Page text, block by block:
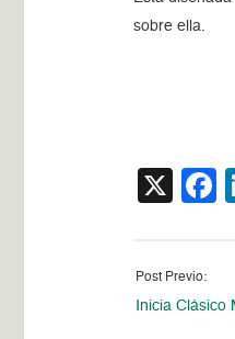
sobre ella.
X
Post Previo:
Inicia Clásico